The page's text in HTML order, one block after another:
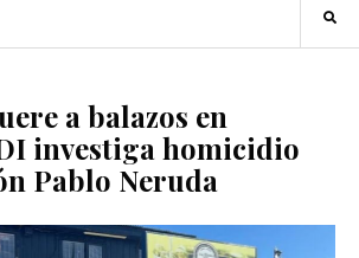
a balazos en
investiga homicidio
Pablo Neruda